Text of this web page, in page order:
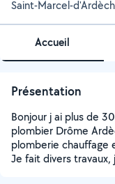
Saint-Marcel-
Accueil
Présentation
Bonjour j ai plus de
plombier Drôme
plomberie chauffage
Je fait divers